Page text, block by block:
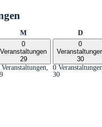
MMittwoch D
0
Veranstaltungen
29
0
30
0
30